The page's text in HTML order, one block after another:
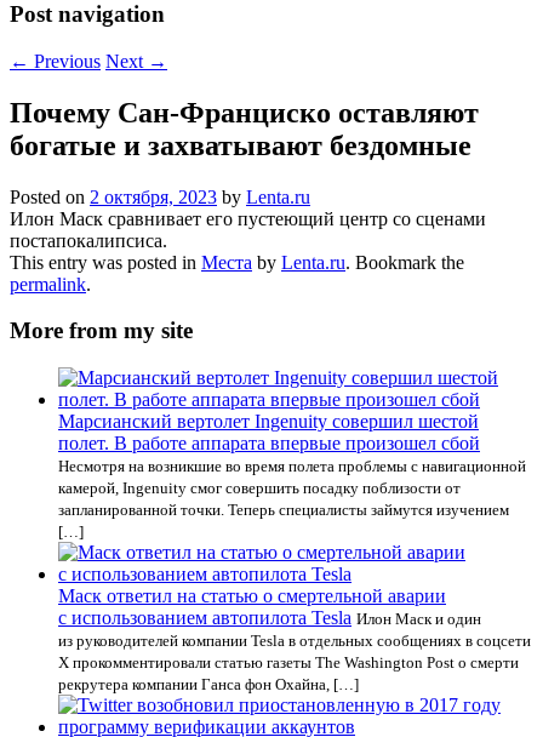
Post navigation
← Previous Next →
Почему Сан-Франциско оставляют
богатые и захватывают бездомные
Posted on 2 октября, 2023 by Lenta.ru
Илон Маск сравнивает его пустеющий центр со сценами
постапокалипсиса.
This entry was posted in Места by Lenta.ru. Bookmark the
permalink.
More from my site
Марсианский вертолет Ingenuity совершил шестой
полет. В работе аппарата впервые произошел сбой
Несмотря на возникшие во время полета проблемы с навигационной
камерой, Ingenuity смог совершить посадку поблизости от
запланированной точки. Теперь специалисты займутся изучением
[…]
Маск ответил на статью о смертельной аварии
с использованием автопилота Tesla Илон Маск и один
из руководителей компании Tesla в отдельных сообщениях в соцсети
X прокомментировали статью газеты The Washington Post о смерти
рекрутера компании Ганса фон Охайна, […]